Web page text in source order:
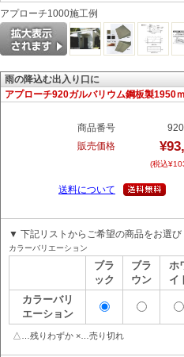
アプローチ1000施工例
雨の降込む出入り口に
アプローチ920ガルバリウム鋼板製1950
商品番号
販売価格
(税込
送料について
▼ 下記リストからご希望の商品をお選び
カラーバリエーション
ブラ
ック
ブラ
ウン
ホ
イ
カラーバリ
エーション
△…残りわずか ×…売り切れ